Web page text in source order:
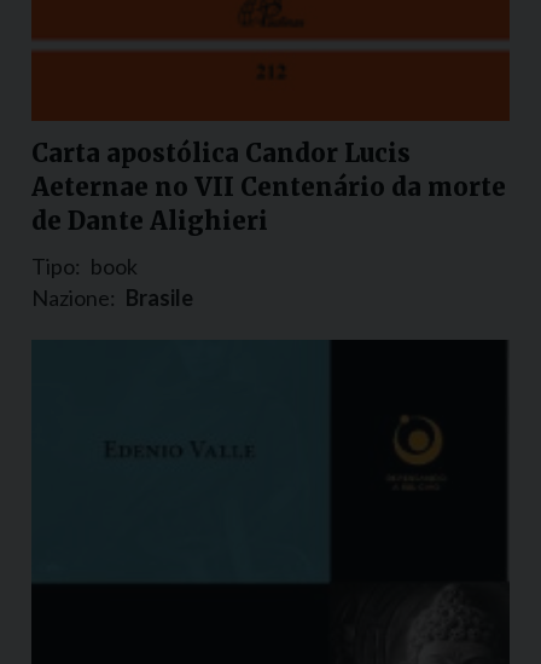
Carta apostólica Candor Lucis
Aeternae no VII Centenário da morte
de Dante Alighieri
Tipo: book
Nazione: Brasile